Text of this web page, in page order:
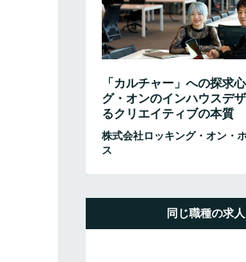
「カルチャー」への探求
グ・オンのインハウスデ
るクリエイティブの本質
株式会社ロッキング・オン・
ス
同じ職種の求人